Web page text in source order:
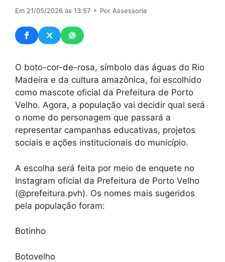
Em 21/05/2026 às 13:57 ⚬ Por Assessoria
O boto-cor-de-rosa, símbolo das águas do Rio
Madeira e da cultura amazônica, foi escolhido
como mascote oficial da Prefeitura de Porto
Velho. Agora, a população vai decidir qual será
o nome do personagem que passará a
representar campanhas educativas, projetos
sociais e ações institucionais do município.
A escolha será feita por meio de enquete no
Instagram oficial da Prefeitura de Porto Velho
(@prefeitura.pvh). Os nomes mais sugeridos
pela população foram:
Botinho
Botovelho